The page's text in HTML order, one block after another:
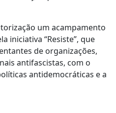
um acampamento
iniciativa “Resiste”, que
de organizações,
antifascistas, com o
antidemocráticas e a